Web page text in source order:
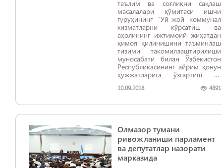
таълим ва соғлиқни сақлаш
масалалари қўмитаси ишчи
гуруҳининг “Уй-жой коммунал
хизматларни кўрсатиш ва
аҳолининг ижтимоий жиҳатдан
ҳимоя қилинишини таъминлаш
тизими такомиллаштирилиши
муносабати билан Ўзбекистон
Республикасининг айрим қонун
ҳужжатларига ўзгартиш ва
тўғрисида”ги Ўзбекистон
муҳокамасига бағишланган
йиғилиши бўлиб ўтди.
10.09.2018 4891
Олмазор тумани
ривожланиши парламент
ва депутатлар назорати
марказида